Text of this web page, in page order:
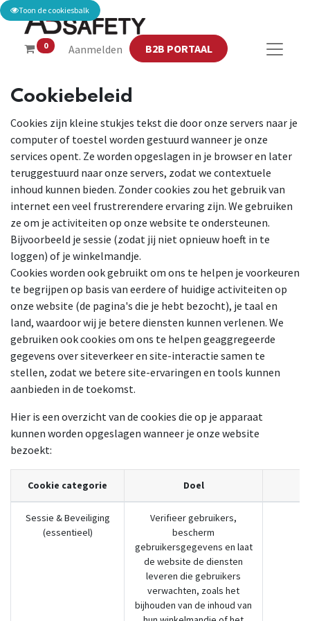
0 Aanmelden B2B PORTAAL
Cookiebeleid
Cookies zijn kleine stukjes tekst die door onze servers naar je
computer of toestel worden gestuurd wanneer je onze
services opent. Ze worden opgeslagen in je browser en later
teruggestuurd naar onze servers, zodat we contextuele
inhoud kunnen bieden. Zonder cookies zou het gebruik van
internet een veel frustrerendere ervaring zijn. We gebruiken
ze om je activiteiten op onze website te ondersteunen.
Bijvoorbeeld je sessie (zodat jij niet opnieuw hoeft in te
loggen) of je winkelmandje.
Cookies worden ook gebruikt om ons te helpen je voorkeuren
te begrijpen op basis van eerdere of huidige activiteiten op
onze website (de pagina's die je hebt bezocht), je taal en
land, waardoor wij je betere diensten kunnen verlenen. We
gebruiken ook cookies om ons te helpen geaggregeerde
gegevens over siteverkeer en site-interactie samen te
stellen, zodat we betere site-ervaringen en tools kunnen
aanbieden in de toekomst.
Hier is een overzicht van de cookies die op je apparaat
kunnen worden opgeslagen wanneer je onze website
bezoekt:
Cookie categorie Doel
Sessie & Beveiliging
(essentieel)
Verifieer gebruikers,
bescherm
gebruikersgegevens en laat
de website de diensten
leveren die gebruikers
verwachten, zoals het
bijhouden van de inhoud van
Toon de cookiesbalk